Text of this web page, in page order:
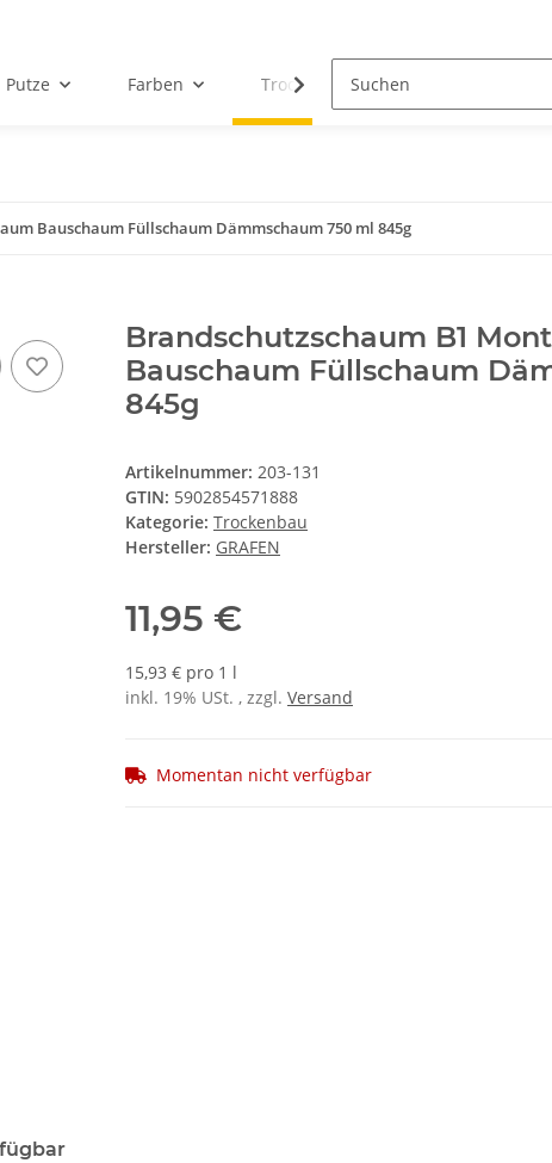
Putze Farben Trockenbau
Bauschaum Füllschaum Dämmschaum 750 ml 845g
Brandschutzschaum B1
Bauschaum Füllschaum
845g
Artikelnummer: 203-131
GTIN: 5902854571888
Kategorie: Trockenbau
Hersteller: GRAFEN
11,95 €
15,93 € pro 1 l
inkl. 19% USt. , zzgl. Versand
Momentan nicht verfügbar